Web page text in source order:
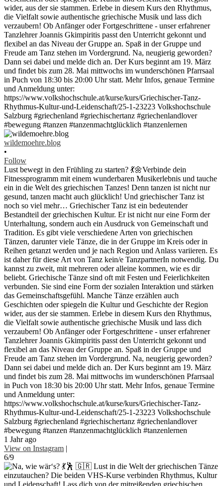
wildemoehre.blog
•
Follow
Lust bewegt in den Frühling zu starten? 💃🌼Verbinde dein
Fitnessprogramm mit einem wunderbaren Musikerlebnis und tauche
ein in die Welt des griechischen Tanzes! Denn tanzen ist nicht nur
gesund, tanzen macht auch glücklich! Und griechischer Tanz ist
noch so viel mehr… Griechischer Tanz ist ein bedeutender
Bestandteil der griechischen Kultur. Er ist nicht nur eine Form der
Unterhaltung, sondern auch ein Ausdruck von Gemeinschaft und
Tradition. Es gibt viele verschiedene Arten von griechischen
Tänzen, darunter viele Tänze, die in der Gruppe im Kreis oder in
Reihen getanzt werden und je nach Region und Anlass variieren. Es
ist daher für diese Art von Tanz kein/e TanzpartnerIn notwendig. Du
kannst zu zweit, mit mehreren oder alleine kommen, wie es dir
beliebt. Griechische Tänze sind oft mit Festen und Feierlichkeiten
verbunden. Sie sind eine Form der sozialen Interaktion und stärken
das Gemeinschaftsgefühl. Manche Tänze erzählen auch
Geschichten oder spiegeln die Kultur und Geschichte der Region
wider, aus der sie stammen. Erlebe in diesem Kurs den Rhythmus,
die Vielfalt sowie authentische griechische Musik und lass dich
verzaubern! Ob Anfänger oder Fortgeschrittene - unser erfahrener
Tanzlehrer Joannis Gkimpiritis passt den Unterricht gekonnt und
flexibel an das Niveau der Gruppe an. Spaß in der Gruppe und
Freude am Tanz stehen im Vordergrund. Na, neugierig geworden?
Dann sei dabei und melde dich an. Der Kurs beginnt am 19. März
und findet bis zum 28. Mai mittwochs im wunderschönen Pfarrsaal
in Puch von 18:30 bis 20:00 Uhr statt. Mehr Infos, genaue Termine
und Anmeldung unter:
https://www.volkshochschule.at/kurse/kurs/Griechischer-Tanz-
Rhythmus-Kultur-und-Leidenschaft/25-1-23223 Volkshochschule
Salzburg #griechenland #griechischertanz #griechenlandlover
#bewegung #tanzen #tanzenmachtglücklich #tanzenlernen
1 Jahr ago
View on Instagram |
6/9